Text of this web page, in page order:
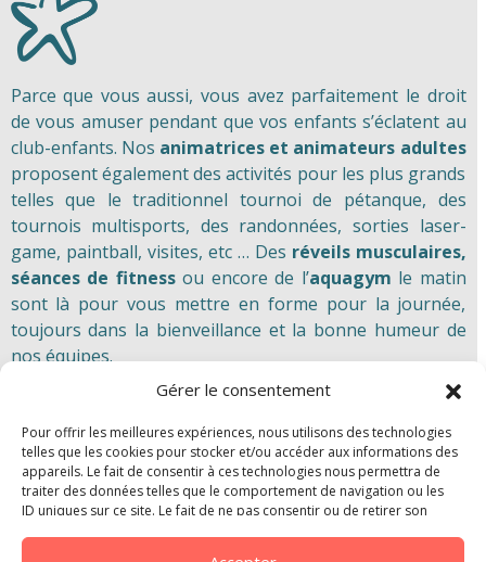
Gérer le consentement
Pour offrir les meilleures expériences, nous utilisons des technologies
telles que les cookies pour stocker et/ou accéder aux informations des
appareils. Le fait de consentir à ces technologies nous permettra de
traiter des données telles que le comportement de navigation ou les
ID uniques sur ce site. Le fait de ne pas consentir ou de retirer son
Parce que vous aussi, vous avez parfaitement le droit
de vous amuser pendant que vos enfants s’éclatent au
club-enfants. Nos animatrices et animateurs adultes
proposent également des activités pour les plus grands
telles que le traditionnel tournoi de pétanque, des
tournois multisports, des randonnées, sorties laser-
game, paintball, visites, etc … Des réveils musculaires,
séances de fitnessou encore de l’aquagym le matin
sont là pour vous mettre en forme pour la journée,
toujours dans la bienveillance et la bonne humeur de
nos équipes.